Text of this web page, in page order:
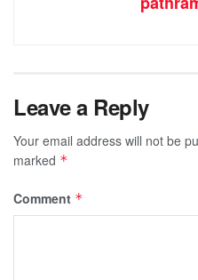
Leave a Reply
Your email address will not be
marked *
Comment *